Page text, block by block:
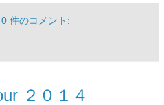
0 件のコメント:
２０１４